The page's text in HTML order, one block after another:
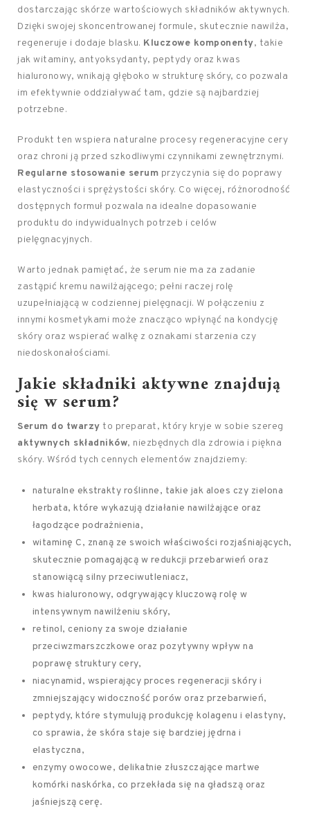
dostarczając skórze wartościowych składników aktywnych.
Dzięki swojej skoncentrowanej formule, skutecznie nawilża,
regeneruje i dodaje blasku. Kluczowe komponenty, takie
jak witaminy, antyoksydanty, peptydy oraz kwas
hialuronowy, wnikają głęboko w strukturę skóry, co pozwala
im efektywnie oddziaływać tam, gdzie są najbardziej
potrzebne.
Produkt ten wspiera naturalne procesy regeneracyjne cery
oraz chroni ją przed szkodliwymi czynnikami zewnętrznymi.
Regularne stosowanie serum przyczynia się do poprawy
elastyczności i sprężystości skóry. Co więcej, różnorodność
dostępnych formuł pozwala na idealne dopasowanie
produktu do indywidualnych potrzeb i celów
pielęgnacyjnych.
Warto jednak pamiętać, że serum nie ma za zadanie
zastąpić kremu nawilżającego; pełni raczej rolę
uzupełniającą w codziennej pielęgnacji. W połączeniu z
innymi kosmetykami może znacząco wpłynąć na kondycję
skóry oraz wspierać walkę z oznakami starzenia czy
niedoskonałościami.
Jakie składniki aktywne znajdują
się w serum?
Serum do twarzy to preparat, który kryje w sobie szereg
aktywnych składników, niezbędnych dla zdrowia i piękna
skóry. Wśród tych cennych elementów znajdziemy:
naturalne ekstrakty roślinne, takie jak aloes czy zielona
herbata, które wykazują działanie nawilżające oraz
łagodzące podrażnienia,
witaminę C, znaną ze swoich właściwości rozjaśniających,
skutecznie pomagającą w redukcji przebarwień oraz
stanowiącą silny przeciwutleniacz,
kwas hialuronowy, odgrywający kluczową rolę w
intensywnym nawilżeniu skóry,
retinol, ceniony za swoje działanie
przeciwzmarszczkowe oraz pozytywny wpływ na
poprawę struktury cery,
niacynamid, wspierający proces regeneracji skóry i
zmniejszający widoczność porów oraz przebarwień,
peptydy, które stymulują produkcję kolagenu i elastyny,
co sprawia, że skóra staje się bardziej jędrna i
elastyczna,
enzymy owocowe, delikatnie złuszczające martwe
komórki naskórka, co przekłada się na gładszą oraz
jaśniejszą cerę.